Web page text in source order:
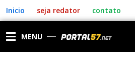
para
o
conteúdo
Inicio seja redator contato
MENU